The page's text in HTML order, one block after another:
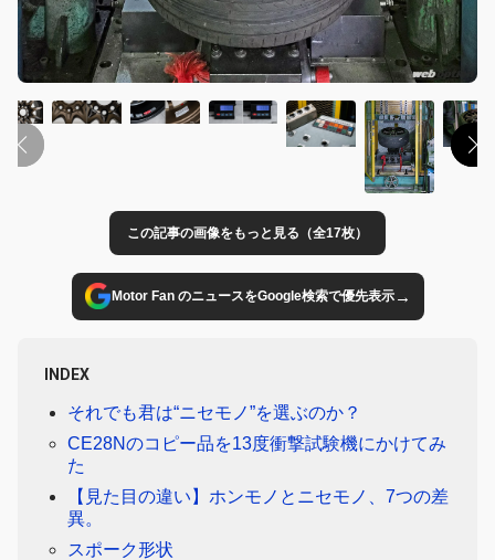
この記事の画像をもっと見る（全17枚）
Motor Fan のニュースをGoogle検索で優先表示→
INDEX
それでも君は“ニセモノ”を選ぶのか？
CE28Nのコピー品を13度衝撃試験機にかけてみ
た
【見た目の違い】ホンモノとニセモノ、7つの差
異。
スポーク形状